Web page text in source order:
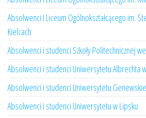
Absolwenci I Liceum Ogólnokształcącego im.
Kielcach
Absolwenci i studenci Szkoły Politechnicznej
Absolwenci i studenci Uniwersytetu Albrechta
Absolwenci i studenci Uniwersytetu
Absolwenci i studenci Uniwersytetu w Lipsku